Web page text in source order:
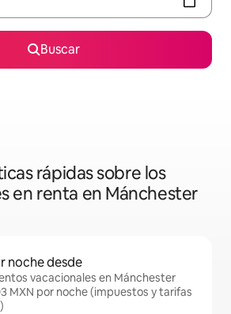
Buscar
rápidas sobre los
en renta en Mánchester
noche desde
vacacionales en Mánchester
MXN por noche (impuestos y tarifas